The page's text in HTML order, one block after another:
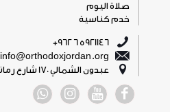
صلاة اليوم
خدم كناسية
5921146 6 962+
info@orthodoxjordan.org
عبدون الشمالي 170 شارع رمانة , عمان